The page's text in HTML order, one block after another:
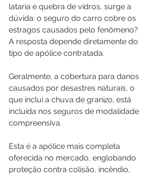
lataria e quebra de vidros, surge a
dúvida: o seguro do carro cobre os
estragos causados pelo fenômeno?
A resposta depende diretamente do
tipo de apólice contratada.
Geralmente, a cobertura para danos
causados por desastres naturais, o
que inclui a chuva de granizo, está
incluída nos seguros de modalidade
compreensiva.
Esta é a apólice mais completa
oferecida no mercado, englobando
proteção contra colisão, incêndio,